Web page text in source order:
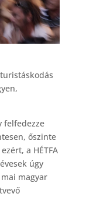
felfedezze
őszinte
a HÉTFA
úgy
magyar